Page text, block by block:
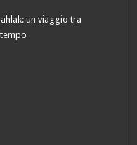
un viaggio tra